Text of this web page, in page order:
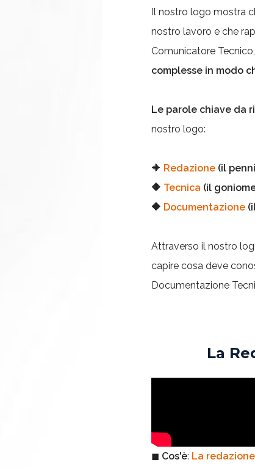
Il nostro logo mostra
nostro lavoro e che
Comunicatore
complesse in modo
Le parole chiave da
nostro logo:
🔶 Redazione (il
🔶 Tecnica (il
🔶 Documentazione
Attraverso il nostro
capire cosa deve
Documentazione
La
◼ Cos'è: La redazione